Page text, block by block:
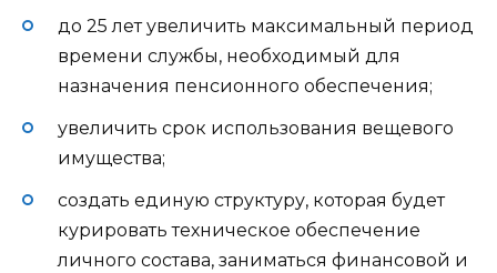
до 25 лет увеличить максимальный период
времени службы, необходимый для
назначения пенсионного обеспечения;
увеличить срок использования вещевого
имущества;
создать единую структуру, которая будет
курировать техническое обеспечение
личного состава, заниматься финансовой и